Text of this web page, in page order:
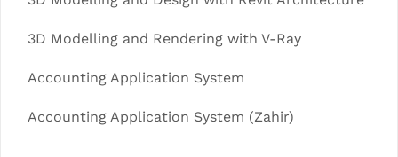
3D Modelling and Rendering with V-Ray
Accounting Application System
Accounting Application System (Zahir)